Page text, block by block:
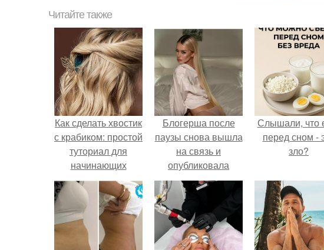
Читайте также
Как сделать хвостик
с крабиком: простой
туториал для
начинающих
Блогерша после
паузы снова вышла
на связь и
опубликовала
свежую серию
кадров из спальни.
Слышали, что
перед сном -
зло?